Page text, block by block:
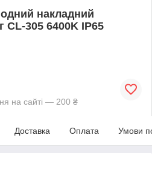
накладний
305 6400K IP65
на сайті — 200 ₴
Доставка Оплата Умови